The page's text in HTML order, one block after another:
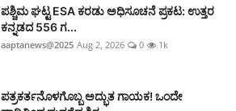
ಪಶ್ಚಿಮ ಘಟ್ಟ ESA ಕರಡು ಅಧಿಸೂಚನೆ ಪ್ರಕಟ: ಉತ್ತರ
ಕನ್ನಡದ 556 ಗ...
aaptanews@2025 Aug 2, 2026 0 1k
ಪತ್ರಕರ್ತನೊಳಗೊಬ್ಬ ಅದ್ಭುತ ಗಾಯಕ! ಒಂದೇ